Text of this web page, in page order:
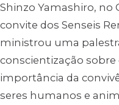
Shinzo Yamashiro, no
convite dos Senseis
ministrou uma
conscientização sobre
importância da
seres humanos e